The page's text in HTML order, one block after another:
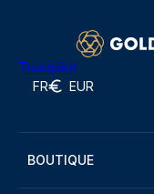
Trustpilot
FR EUR
BOUTIQUE